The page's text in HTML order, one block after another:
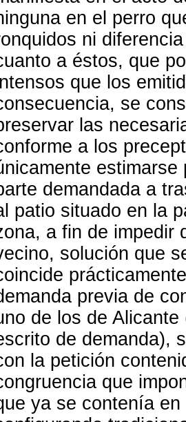
en el perro
ni
a éstos, que
que los
se
las
a los
demandada a
patio situado en la
a fin de impedir
solución que
previa de
de los de
de demanda),
la petición
que
ya se contenía